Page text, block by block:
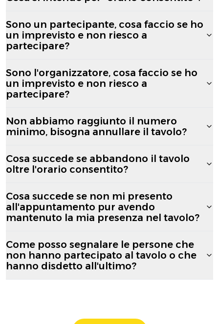
Sono un partecipante, cosa faccio se ho
un imprevisto e non riesco a
partecipare?
Sono l'organizzatore, cosa faccio se ho
un imprevisto e non riesco a
partecipare?
Non abbiamo raggiunto il numero
minimo, bisogna annullare il tavolo?
Cosa succede se abbandono il tavolo
oltre l'orario consentito?
Cosa succede se non mi presento
all'appuntamento pur avendo
mantenuto la mia presenza nel tavolo?
Come posso segnalare le persone che
non hanno partecipato al tavolo o che
hanno disdetto all'ultimo?